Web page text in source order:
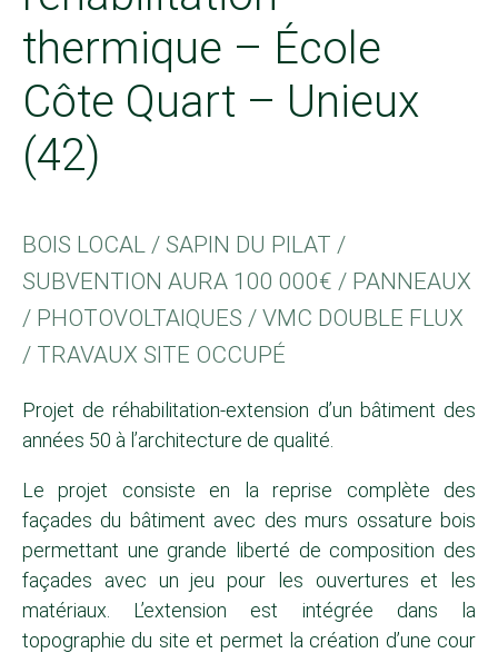
thermique – École
Côte Quart – Unieux
(42)
BOIS LOCAL / SAPIN DU PILAT /
SUBVENTION AURA 100 000€ / PANNEAUX
/ PHOTOVOLTAIQUES / VMC DOUBLE FLUX
/ TRAVAUX SITE OCCUPÉ
Projet de réhabilitation-extension d’un bâtiment des
années 50 à l’architecture de qualité.
Le projet consiste en la reprise complète des
façades du bâtiment avec des murs ossature bois
permettant une grande liberté de composition des
façades avec un jeu pour les ouvertures et les
matériaux. L’extension est intégrée dans la
topographie du site et permet la création d’une cour